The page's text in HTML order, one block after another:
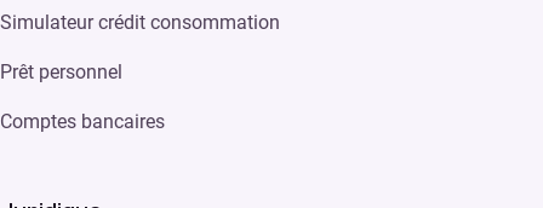
Simulateur crédit consommation
Prêt personnel
Comptes bancaires